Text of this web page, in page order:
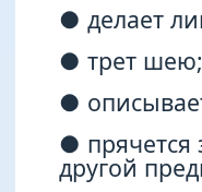
● делает
● трет шею;
●
● прячется
другой